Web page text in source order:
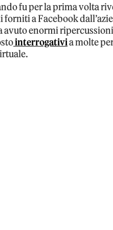
fu per la prima volta
a Facebook
avuto enormi
interrogativia molte